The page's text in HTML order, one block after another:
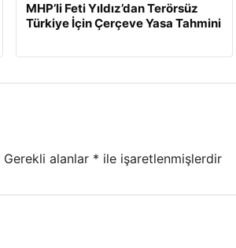
MHP’li Feti Yıldız’dan Terörsüz
Türkiye İçin Çerçeve Yasa Tahmini
Gerekli alanlar * ile işaretlenmişlerdir